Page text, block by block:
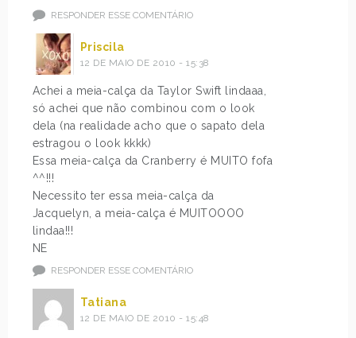
RESPONDER ESSE COMENTÁRIO
Priscila
12 DE MAIO DE 2010 - 15:38
Achei a meia-calça da Taylor Swift lindaaa,
só achei que não combinou com o look
dela (na realidade acho que o sapato dela
estragou o look kkkk)
Essa meia-calça da Cranberry é MUITO fofa
^^!!!
Necessito ter essa meia-calça da
Jacquelyn, a meia-calça é MUITOOOO
lindaa!!!
NE
RESPONDER ESSE COMENTÁRIO
Tatiana
12 DE MAIO DE 2010 - 15:48